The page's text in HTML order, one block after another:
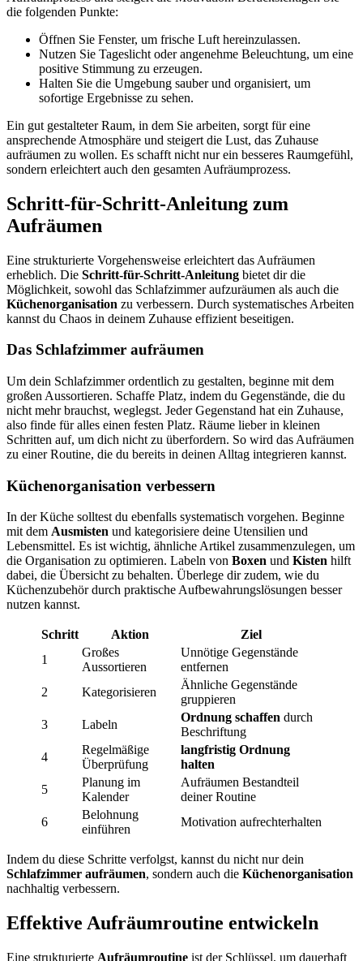
die folgenden Punkte:
Öffnen Sie Fenster, um frische Luft hereinzulassen.
Nutzen Sie Tageslicht oder angenehme Beleuchtung, um eine
positive Stimmung zu erzeugen.
Halten Sie die Umgebung sauber und organisiert, um
sofortige Ergebnisse zu sehen.
Ein gut gestalteter Raum, in dem Sie arbeiten, sorgt für eine
ansprechende Atmosphäre und steigert die Lust, das Zuhause
aufräumen zu wollen. Es schafft nicht nur ein besseres Raumgefühl,
sondern erleichtert auch den gesamten Aufräumprozess.
Schritt-für-Schritt-Anleitung zum
Aufräumen
Eine strukturierte Vorgehensweise erleichtert das Aufräumen
erheblich. Die Schritt-für-Schritt-Anleitung bietet dir die
Möglichkeit, sowohl das Schlafzimmer aufzuräumen als auch die
Küchenorganisation zu verbessern. Durch systematisches Arbeiten
kannst du Chaos in deinem Zuhause effizient beseitigen.
Das Schlafzimmer aufräumen
Um dein Schlafzimmer ordentlich zu gestalten, beginne mit dem
großen Aussortieren. Schaffe Platz, indem du Gegenstände, die du
nicht mehr brauchst, weglegst. Jeder Gegenstand hat ein Zuhause,
also finde für alles einen festen Platz. Räume lieber in kleinen
Schritten auf, um dich nicht zu überfordern. So wird das Aufräumen
zu einer Routine, die du bereits in deinen Alltag integrieren kannst.
Küchenorganisation verbessern
In der Küche solltest du ebenfalls systematisch vorgehen. Beginne
mit dem Ausmisten und kategorisiere deine Utensilien und
Lebensmittel. Es ist wichtig, ähnliche Artikel zusammenzulegen, um
die Organisation zu optimieren. Labeln von Boxen und Kisten hilft
dabei, die Übersicht zu behalten. Überlege dir zudem, wie du
Küchenzubehör durch praktische Aufbewahrungslösungen besser
nutzen kannst.
Schritt Aktion
Ziel
1
Großes
Aussortieren
Unnötige Gegenstände
entfernen
2
Kategorisieren
Ähnliche Gegenstände
gruppieren
3
Labeln
Ordnung schaffen durch
Beschriftung
4
Regelmäßige
Überprüfung
langfristig Ordnung
halten
5
Planung im
Kalender
Aufräumen Bestandteil
deiner Routine
6
Belohnung
einführen
Motivation aufrechterhalten
Indem du diese Schritte verfolgst, kannst du nicht nur dein
Schlafzimmer aufräumen, sondern auch die Küchenorganisation
nachhaltig verbessern.
Effektive Aufräumroutine entwickeln
Eine strukturierte Aufräumroutine ist der Schlüssel, um dauerhaft